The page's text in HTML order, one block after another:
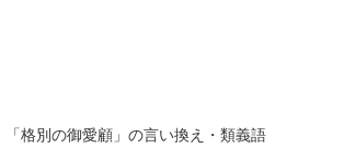
「格別の御愛顧 」の言い換え・類義語